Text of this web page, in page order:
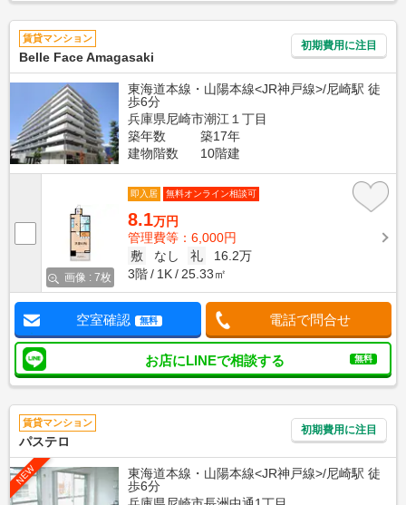
賃貸マンション
Belle Face Amagasaki
初期費用に注目
東海道本線・山陽本線<JR神戸線>/尼崎駅 徒
歩6分
兵庫県尼崎市潮江１丁目
築年数
築17年
建物階数
10階建
画像 : 7枚
即入居 無料オンライン相談可
8.1万円
管理費等：6,000円
敷
なし 礼
16.2万
3階
1K 25.33㎡
空室確認 無料 電話で問合せ
お店にLINEで相談する 無料
賃貸マンション
パステロ
初期費用に注目
NEW
東海道本線・山陽本線<JR神戸線>/尼崎駅 徒
歩6分